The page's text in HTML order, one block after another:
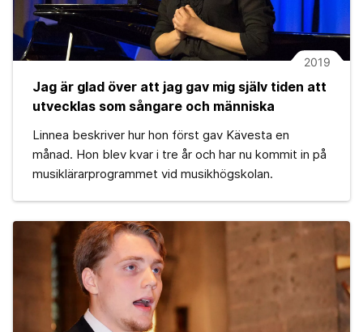
2019
Jag är glad över att jag gav mig själv tiden att
utvecklas som sångare och människa
Linnea beskriver hur hon först gav Kävesta en
månad. Hon blev kvar i tre år och har nu kommit in på
musiklärarprogrammet vid musikhögskolan.